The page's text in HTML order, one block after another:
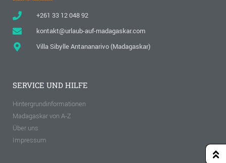
+261 33 12 048 92
kontakt@urlaub-auf-madagaskar.com
Villa Sibylle Antananarivo (Madagaskar)
SERVICE UND HILFE
Hintergrundinformationen
Madagaskar von A-Z
Über uns
Impressum